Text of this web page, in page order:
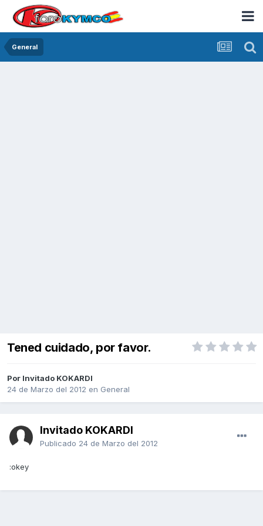
General
Tened cuidado, por favor.
Por Invitado KOKARDI
24 de Marzo del 2012 en General
Invitado KOKARDI
Publicado 24 de Marzo del 2012
:okey